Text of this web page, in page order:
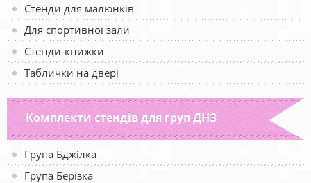
Стенди для малюнків
Для спортивної зали
Стенди-книжки
Таблички на двері
Комплекти стендів для груп ДНЗ
Група Бджілка
Група Берізка